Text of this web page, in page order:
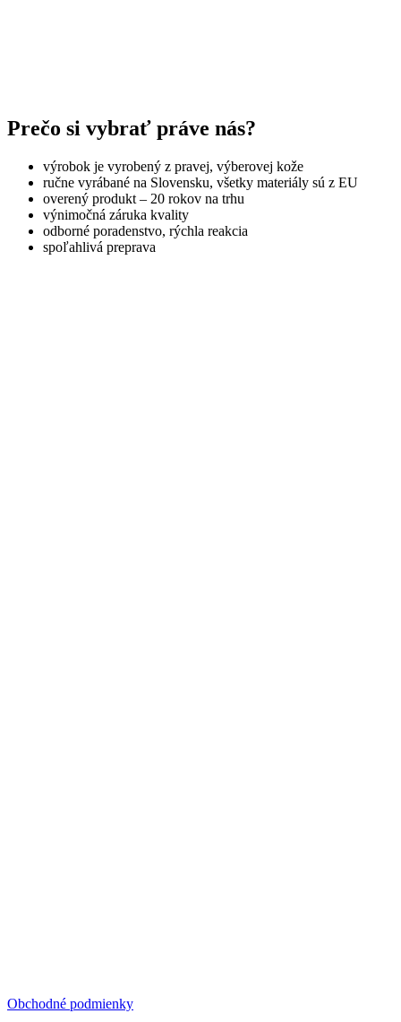
Prečo si vybrať práve nás?
výrobok je vyrobený z pravej, výberovej kože
ručne vyrábané na Slovensku, všetky materiály sú z EU
overený produkt – 20 rokov na trhu
výnimočná záruka kvality
odborné poradenstvo, rýchla reakcia
spoľahlivá preprava
Obchodné podmienky